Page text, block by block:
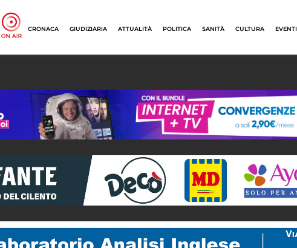
CRONACA GIUDIZIARIA ATTUALITÀ POLITICA SANITÀ CULTURA EVENTI